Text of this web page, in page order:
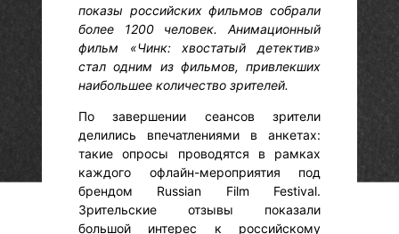
показы российских фильмов собрали
более 1200 человек. Анимационный
фильм «Чинк: хвостатый детектив»
стал одним из фильмов, привлекших
наибольшее количество зрителей.
По завершении сеансов зрители
делились впечатлениями в анкетах:
такие опросы проводятся в рамках
каждого офлайн-мероприятия под
брендом Russian Film Festival.
Зрительские отзывы показали
большой интерес к российскому